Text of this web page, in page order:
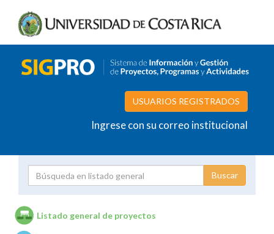
USUARIOS REGISTRADOS
Ingrese con su correo institucional
Listado general de proyectos